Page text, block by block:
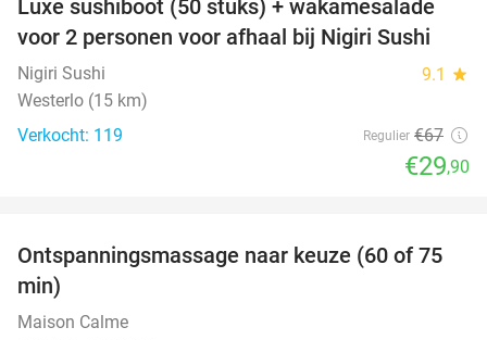
55%
Luxe sushiboot (50 stuks) + wakamesalade
voor 2 personen voor afhaal bij Nigiri Sushi
Nigiri Sushi 9.1 star
Westerlo (15 km)
Verkocht: 119
Regulier €67
€29,90
50%
Ontspanningsmassage naar keuze (60 of 75
min)
Maison Calme